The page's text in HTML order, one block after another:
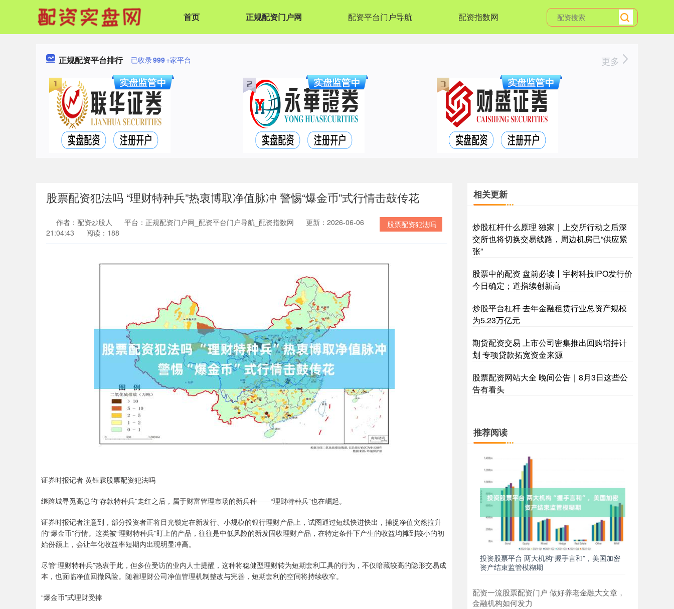
首页 正规配资门户网 配资平台门户导航 配资指数网
正规配资平台排行 已收录999+家平台 更多
股票配资犯法吗 “理财特种兵”热衷博取净值脉冲 警惕“爆金币”式行情击鼓传花
股票配资犯法吗
作者：配资炒股人 平台：正规配资门户网_配资平台门户导航_配资指数网
更新：2026-06-06
21:04:43
阅读：188
证券时报记者 黄钰霖股票配资犯法吗
继跨城寻觅高息的“存款特种兵”走红之后，属于财富管理市场的新兵种——“理财特种兵”也在崛起。
证券时报记者注意到，部分投资者正将目光锁定在新发行、小规模的银行理财产品上，试图通过短线快进快出，捕捉净值突然拉升
的“爆金币”行情。这类被“理财特种兵”盯上的产品，往往是中低风险的新发固收理财产品，在特定条件下产生的收益均摊到较小的初
始份额上，会让年化收益率短期内出现明显冲高。
尽管“理财特种兵”热衷于此，但多位受访的业内人士提醒，这种将稳健型理财转为短期套利工具的行为，不仅暗藏较高的隐形交易成
本，也面临净值回撤风险。随着理财公司净值管理机制整改与完善，短期套利的空间将持续收窄。
“爆金币”式理财受捧
相关更新
炒股杠杆什么原理 独家｜上交所行动之后深
交所也将切换交易线路，周边机房已“供应紧
张”
股票中的配资 盘前必读丨宇树科技IPO发行价
今日确定；道指续创新高
炒股平台杠杆 去年金融租赁行业总资产规模
为5.23万亿元
期货配资交易 上市公司密集推出回购增持计
划 专项贷款拓宽资金来源
股票配资网站大全 晚间公告｜8月3日这些公
告有看头
推荐阅读
投资股票平台 两大机构“握手言和”，美国加密
资产结束监管模糊期
配资一流股票配资门户 做好养老金融大文章，
金融机构如何发力